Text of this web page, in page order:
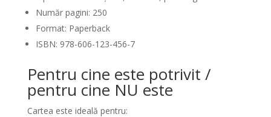
Număr pagini: 250
Format: Paperback
ISBN: 978-606-123-456-7
Pentru cine este potrivit /
pentru cine NU este
Cartea este ideală pentru: